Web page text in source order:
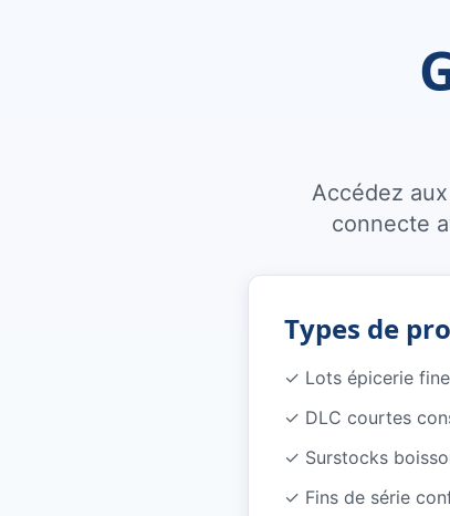
Accédez
connecte
Types de
✓ Lots épicerie fine
✓ DLC courtes
✓ Surstocks
✓ Fins de série